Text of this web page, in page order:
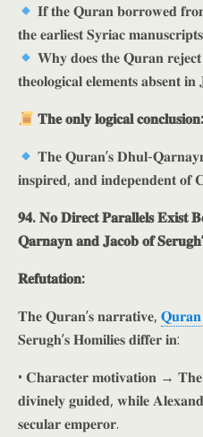
𝐈𝐟 𝐭𝐡𝐞 𝐐𝐮𝐫𝐚𝐧 𝐛𝐨𝐫𝐫𝐨𝐰𝐞𝐝
𝐭𝐡𝐞 𝐞𝐚𝐫𝐥𝐢𝐞𝐬𝐭 𝐒𝐲𝐫𝐢𝐚𝐜
𝐖𝐡𝐲 𝐝𝐨𝐞𝐬 𝐭𝐡𝐞 𝐐𝐮𝐫𝐚𝐧
𝐭𝐡𝐞𝐨𝐥𝐨𝐠𝐢𝐜𝐚𝐥 𝐞𝐥𝐞𝐦𝐞𝐧𝐭𝐬 𝐚𝐛𝐬𝐞𝐧𝐭 𝐢𝐧
𝐓𝐡𝐞 𝐨𝐧𝐥𝐲 𝐥𝐨𝐠𝐢𝐜𝐚𝐥 𝐜𝐨𝐧𝐜𝐥𝐮𝐬𝐢𝐨𝐧:
𝐓𝐡𝐞 𝐐𝐮𝐫𝐚𝐧’𝐬 𝐃𝐡𝐮𝐥-𝐐𝐚𝐫𝐧𝐚𝐲𝐧
𝐢𝐧𝐬𝐩𝐢𝐫𝐞𝐝, 𝐚𝐧𝐝 𝐢𝐧𝐝𝐞𝐩𝐞𝐧𝐝𝐞𝐧𝐭 𝐨𝐟
𝟗𝟒. 𝐍𝐨 𝐃𝐢𝐫𝐞𝐜𝐭 𝐏𝐚𝐫𝐚𝐥𝐥𝐞𝐥𝐬
𝐐𝐚𝐫𝐧𝐚𝐲𝐧 𝐚𝐧𝐝 𝐉𝐚𝐜𝐨𝐛 𝐨𝐟
𝐑𝐞𝐟𝐮𝐭𝐚𝐭𝐢𝐨𝐧:
𝐓𝐡𝐞 𝐐𝐮𝐫𝐚𝐧’𝐬 𝐧𝐚𝐫𝐫𝐚𝐭𝐢𝐯𝐞, 𝐐𝐮𝐫𝐚𝐧
𝐒𝐞𝐫𝐮𝐠𝐡’𝐬 𝐇𝐨𝐦𝐢𝐥𝐢𝐞𝐬 𝐝𝐢𝐟𝐟𝐞𝐫 𝐢𝐧:
• 𝐂𝐡𝐚𝐫𝐚𝐜𝐭𝐞𝐫 𝐦𝐨𝐭𝐢𝐯𝐚𝐭𝐢𝐨𝐧 →
𝐝𝐢𝐯𝐢𝐧𝐞𝐥𝐲 𝐠𝐮𝐢𝐝𝐞𝐝, 𝐰𝐡𝐢𝐥𝐞
𝐬𝐞𝐜𝐮𝐥𝐚𝐫 𝐞𝐦𝐩𝐞𝐫𝐨𝐫.